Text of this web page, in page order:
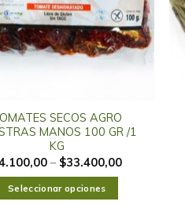
SECOS AGRO
MANOS 100 GR /1
KG
– $33.400,00
Seleccionar opciones